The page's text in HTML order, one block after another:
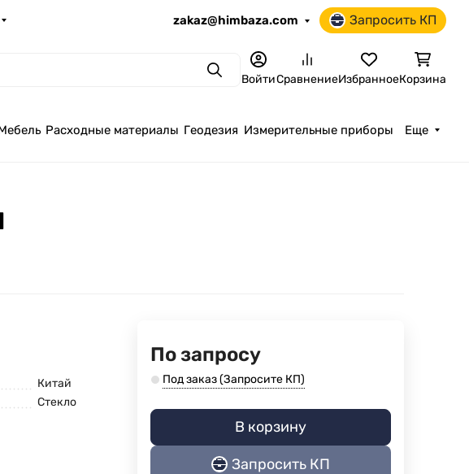
zakaz@himbaza.com Запросить КП
ПоискВойтиСравнениеИзбранноеКорзина
Расходные материалы Геодезия Измерительные приборы Еще
Китай
Стекло
По запросу
Под заказ (Запросите КП)
В корзину
Запросить КП